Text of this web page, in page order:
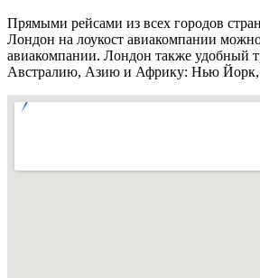
Прямыми рейсами из всех городов
Лондон на лоукост авиакомпании можно
авиакомпании. Лондон также удобный
Австралию, Азию и Африку: Нью Йорк,